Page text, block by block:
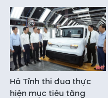
Hà Tĩnh thi đua thực
hiện mục tiêu tăng